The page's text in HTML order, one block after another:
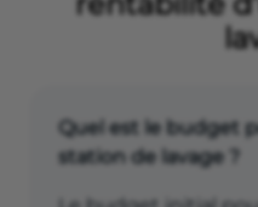
Quel est le budget
station de lavage ?